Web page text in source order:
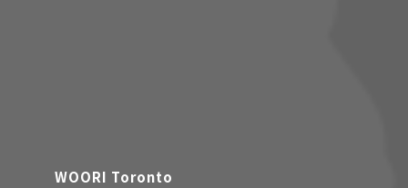
WOORI Toronto